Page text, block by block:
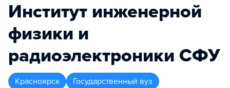
Институт инженерной
физики и
радиоэлектроники СФУ
Красноярск Государственный вуз